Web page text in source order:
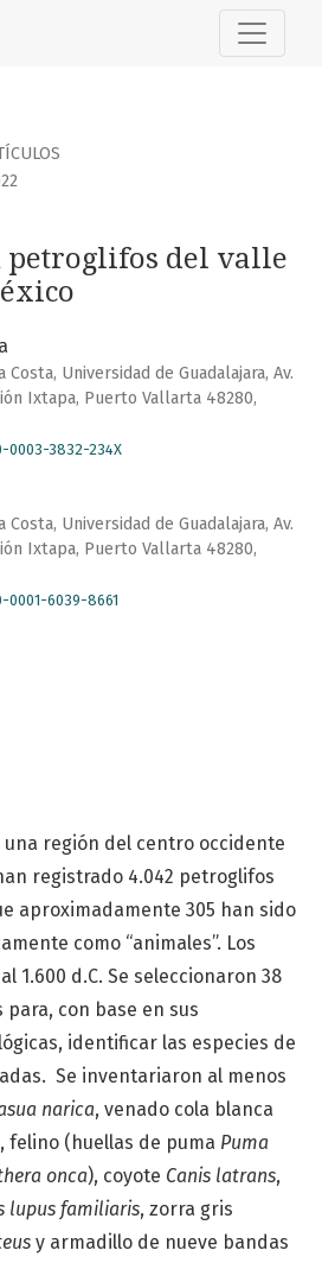
del valle de Mascota, México
petroglifos del valle
Universidad de Guadalajara, Av.
Ixtapa, Puerto Vallarta 48280,
3832-234X
Universidad de Guadalajara, Av.
Ixtapa, Puerto Vallarta 48280,
6039-8661
una región del centro occidente
registrado 4.042 petroglifos
aproximadamente 305 han sido
como “animales”. Los
1.600 d.C. Se seleccionaron 38
con base en sus
identificar las especies de
Se inventariaron al menos
narica, venado cola blanca
, felino (huellas de puma Puma
onca), coyote Canis latrans,
lupus familiaris, zorra gris
y armadillo de nueve bandas